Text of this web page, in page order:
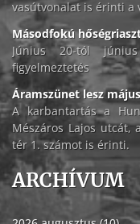
vasútvonalat is érinti a
Másodfokú
Június 20-tól
figyelmeztetés
Áramszünet lesz
A karbantartás a
Mészáros Lajos utcát,
tér 1. számot is érinti.
ARCHÍVUM